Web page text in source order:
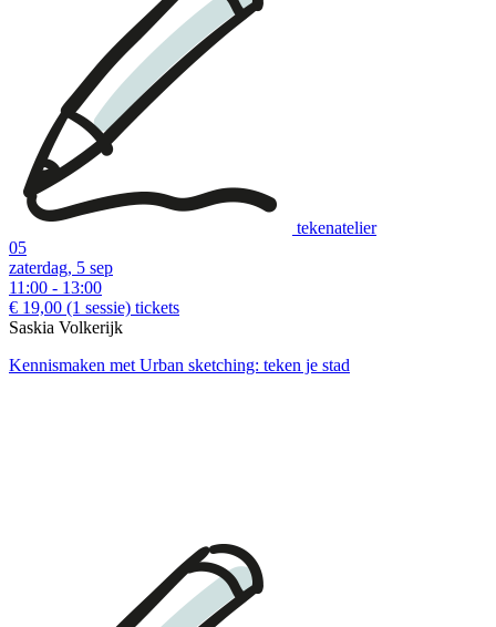
download:Nederlandstalige bon
Examples of creative workshops up to €37:
tekenatelier
05
zaterdag, 5 sep
11:00 - 13:00
€ 19,00 (1 sessie) tickets
Saskia Volkerijk
Kennismaken met Urban sketching: teken je stad